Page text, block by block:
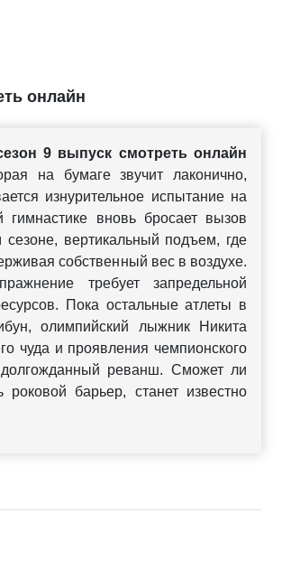
онлайн
9 выпуск смотреть онлайн
на бумаге звучит лаконично,
изнурительное испытание на
вновь бросает вызов
вертикальный подъем, где
собственный вес в воздухе.
требует запредельной
Пока остальные атлеты в
олимпийский лыжник Никита
чуда и проявления чемпионского
долгожданный реванш. Сможет ли
барьер, станет известно